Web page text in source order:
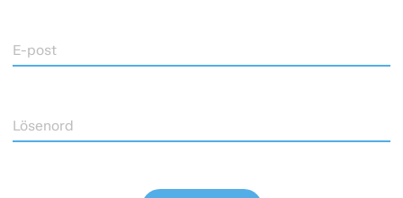
E-post
Lösenord